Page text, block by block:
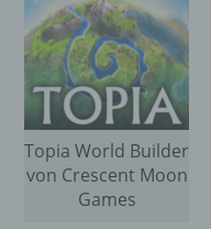
Topia World Builder
von Crescent Moon
Games